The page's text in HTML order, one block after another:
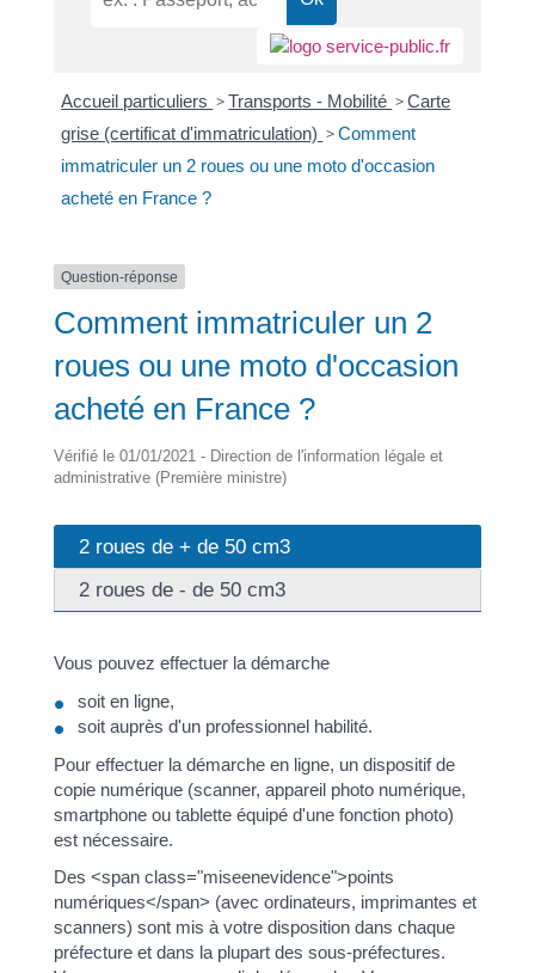
Accueil particuliers >Transports - Mobilité >Carte
grise (certificat d'immatriculation) >Comment
immatriculer un 2 roues ou une moto d'occasion
acheté en France ?
Question-réponse
Comment immatriculer un 2
roues ou une moto d'occasion
acheté en France ?
Vérifié le 01/01/2021 - Direction de l'information légale et
administrative (Première ministre)
2 roues de + de 50 cm3
2 roues de - de 50 cm3
Vous pouvez effectuer la démarche
soit en ligne,
soit auprès d'un professionnel habilité.
Pour effectuer la démarche en ligne, un dispositif de
copie numérique (scanner, appareil photo numérique,
smartphone ou tablette équipé d'une fonction photo)
est nécessaire.
Des <span class="miseenevidence">points
numériques</span> (avec ordinateurs, imprimantes et
scanners) sont mis à votre disposition dans chaque
préfecture et dans la plupart des sous-préfectures.